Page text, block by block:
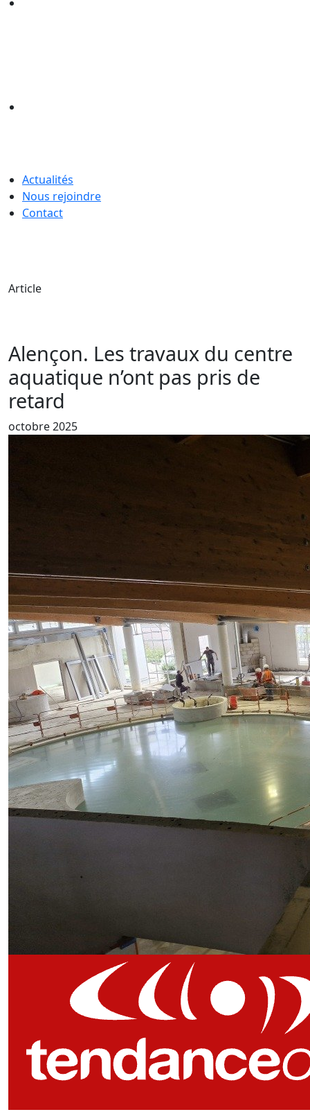
Actualités
Nous rejoindre
Contact
Article
Alençon. Les travaux du centre
aquatique n’ont pas pris de
retard
octobre 2025